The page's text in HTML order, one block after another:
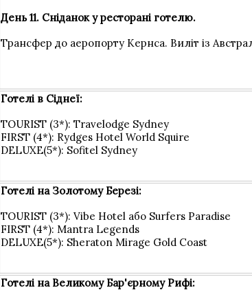
День 11. Сніданок у ресторані готелю.
Трансфер до аеропорту Кернса. Виліт із
Готелі в Сіднеї:
TOURIST (3*): Travelodge Sydney
FIRST (4*): Rydges Hotel World Squire
DELUXE(5*): Sofitel Sydney
Готелі на Золотому Березі:
TOURIST (3*): Vibe Hotel або Surfers Paradise
FIRST (4*): Mantra Legends
DELUXE(5*): Sheraton Mirage Gold Coast
Готелі на Великому Бар'єрному Рифі: